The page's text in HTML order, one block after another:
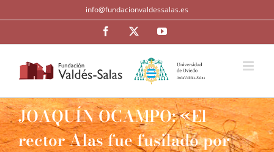
al
info@fundacionvaldessalas.es
FacebookTwitterYouTube
JOAQUÍN OCAMPO: «El
rector Alas fue fusilado por